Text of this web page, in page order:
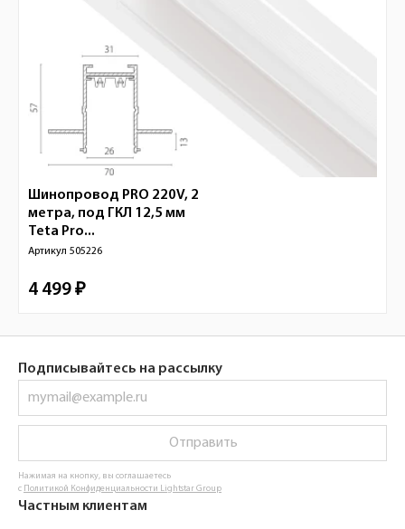
Шинопровод PRO 220V, 2
метра, под ГКЛ 12,5 мм
Teta Pro...
Артикул 505226
4 499 ₽
Подписывайтесь на рассылку
Отправить
Нажимая на кнопку, вы соглашаетесь
с Политикой Конфиденциальности Lightstar Group
Частным клиентам